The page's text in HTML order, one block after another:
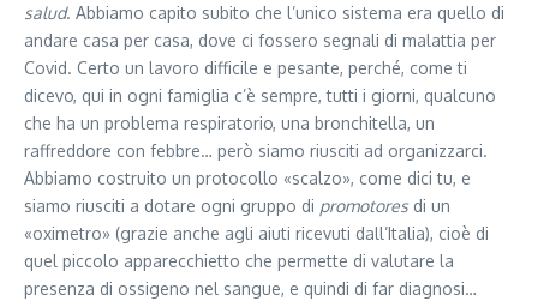
salud. Abbiamo capito subito che l’unico sistema era quello di
andare casa per casa, dove ci fossero segnali di malattia per
Covid. Certo un lavoro difficile e pesante, perché, come ti
dicevo, qui in ogni famiglia c’è sempre, tutti i giorni, qualcuno
che ha un problema respiratorio, una bronchitella, un
raffreddore con febbre… però siamo riusciti ad organizzarci.
Abbiamo costruito un protocollo «scalzo», come dici tu, e
siamo riusciti a dotare ogni gruppo di promotores di un
«oximetro» (grazie anche agli aiuti ricevuti dall’Italia), cioè di
quel piccolo apparecchietto che permette di valutare la
presenza di ossigeno nel sangue, e quindi di far diagnosi…